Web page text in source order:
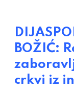
BOŽIĆ:
crkvi iz